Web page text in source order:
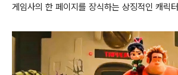
게임사의 한 페이지를 장식하는 상징적인 캐릭